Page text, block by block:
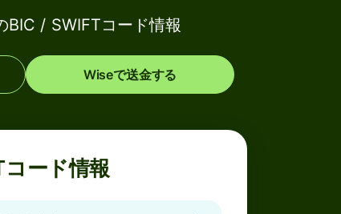
BIC / SWIFTコード情報
Wiseで送金する
コード情報